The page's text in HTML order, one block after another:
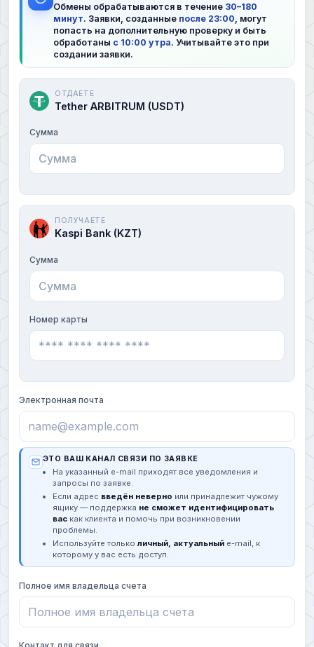
Обмены обрабатываются в течение 30–180
минут. Заявки, созданные после 23:00 , могут
попасть на дополнительную проверку и быть
обработаны с 10:00 утра. Учитывайте это при
создании заявки.
ОТДАЕТЕ
Tether ARBITRUM (USDT)
Сумма
ПОЛУЧАЕТЕ
Kaspi Bank (KZT)
Сумма
Номер карты
Электронная почта
ЭТО ВАШ КАНАЛ СВЯЗИ ПО ЗАЯВКЕ
На указанный e-mail приходят все уведомления и
запросы по заявке.
Если адрес введён неверно или принадлежит чужому
ящику — поддержка не сможет идентифицировать
вас как клиента и помочь при возникновении
проблемы.
Используйте тольколичный, актуальный e-mail, к
которому у вас есть доступ.
Полное имя владельца счета